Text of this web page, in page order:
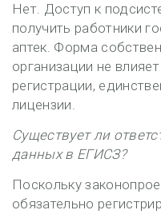
Нет. Доступ к
получить работники
аптек. Форма
организации не
регистрации,
лицензии.
Существует ли
данных в ЕГИСЗ?
Поскольку
обязательно